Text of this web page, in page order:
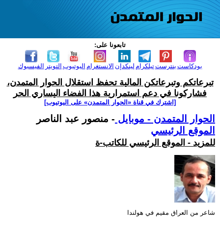
تابعونا على:
الفيسبوك التويتر اليوتيوب الانستغرام لينكدإن تيلكرامبنترست بودكاست
تبرعاتكم وتبرعاتكن المالية تحفظ استقلال الحوار المتمدن،
فشاركونا في دعم استمرارية هذا الفضاء اليساري الحر
[اشترك في قناة ‫«الحوار المتمدن» على اليوتيوب]
الحوار المتمدن - موبايل - منصور عبد الناصر
الموقع الرئيسي
للمزيد - الموقع الرئيسي للكاتب-ة
شاعر من العراق مقيم في هولندا